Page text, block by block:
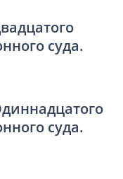
суда.
суда.